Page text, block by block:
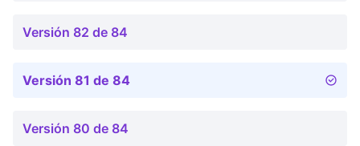
Versión 82 de 84
Versión 81 de 84
Versión 80 de 84